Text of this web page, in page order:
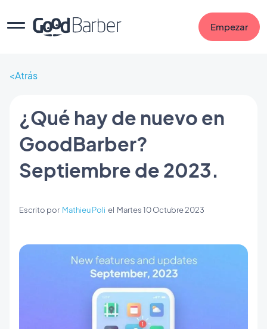
Empezar
Atrás
¿Qué hay de nuevo en
GoodBarber?
Septiembre de 2023.
Escrito por Mathieu Poli el Martes 10 Octubre 2023